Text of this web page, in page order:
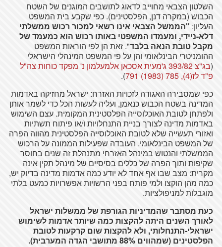
השלטון הצבאי מחוייב לדאוג לתושבים המוגנים של השטח
הכבוש (במקרה דנן, הפלסטינים). כפי שקבע בית המשפט
העליון: "הממשל הצבאי אינו רשאי למכור רכוש ממשלתי
דלא-ניידי, ומעמדו המשפטי באותו רכוש הוא כמעמד של
מקבל טובת הנאה בלבד". זאת הן לפי הוראות המשפט
ההומניטרי הבינלאומי והן על פי המשפט המינהלי הישראלי
(
בג"צ 393/82 ג'מעית אסכאן אלמעלמון נ' מפקד כוחות צה"ל
פ"ד לז(4), 785 (1983) 791
).
כפי שמסבירה האגודה לזכויות האזרח: ישראל מחזיקה באדמות
המדינה בשטח הכבוש כנאמן, ועליה לעשות הכל כדי לשמר אותן
ולפתחן לטובת האוכלוסייה הפלסטינית המקומית. עצם השימוש
באדמות מדינה לצורך בניית התנחלויות ו/או פיתוח תשתיות
ואזורי תעשייה שלא לטובת האוכלוסייה הפלסטינית מהווה הפרה
של המשפט הבינלאומי. העובדה שפעילות הממונה על הרכוש
הממשלתי והנטוש במינהל האזרחי מתנהלת זה שנים בחוסר
שקיפות ותוך הפרה של כללים בסיסיים של מינהל תקין אינה
מקרית: מצב שבו אף אחד לא יודע כמה אדמות מדינה בדיוק יש,
כמה מהן הוקצו ולמי פותח בפני הרשויות אפשרויות כמעט בלתי
מוגבלות למניפולציות.
כעת מסתבר שהמדיניות הגורפת של ממשלות ישראל
לאורך השנים היתה להקצות כמה שיותר אדמות לשימוש
ישראלי-התנחלותי, ולא להקצות שום קרקעות לטובת
הפלסטינים (שמהווים 88% מתושבי הגדה המערבית).